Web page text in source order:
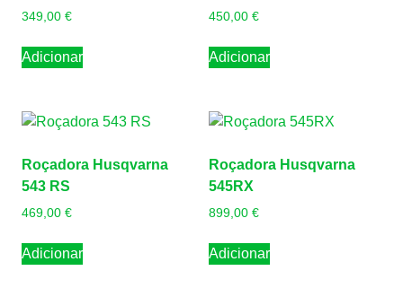
349,00 €
Adicionar
450,00 €
Adicionar
Roçadora Husqvarna
543 RS
469,00 €
Adicionar
Roçadora Husqvarna
545RX
899,00 €
Adicionar